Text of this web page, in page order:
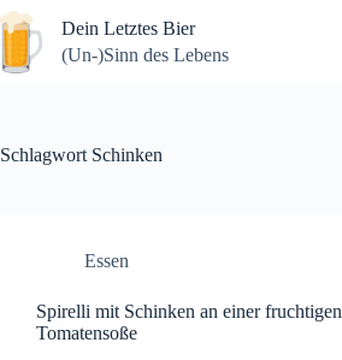
Zum
Inhalt
springen
Dein Letztes Bier
(Un-)Sinn des Lebens
Schlagwort Schinken
Essen
Spirelli mit Schinken an einer fruchtigen
Tomatensoße